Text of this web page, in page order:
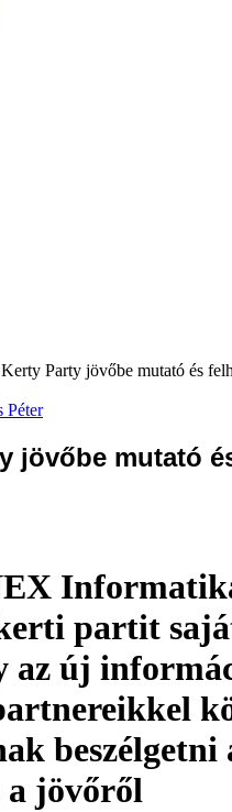
Party jövőbe mutató és
Péter
jövőbe mutató
partit
az új
beszélgetni
a jövőről